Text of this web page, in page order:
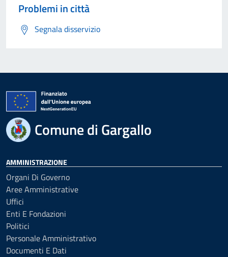
Problemi in città
Segnala disservizio
Comune di Gargallo
AMMINISTRAZIONE
Organi Di Governo
Aree Amministrative
Uffici
Enti E Fondazioni
Politici
Personale Amministrativo
Documenti E Dati